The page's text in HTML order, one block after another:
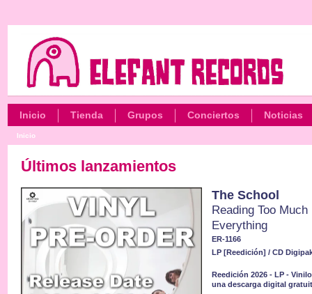
Inicio Tienda Grupos Conciertos Noticias
Inicio
Últimos lanzamientos
The School
Reading Too
Everything
ER-1166
LP [Reedición] / CD
Reedición 2026 - LP -
una descarga digital